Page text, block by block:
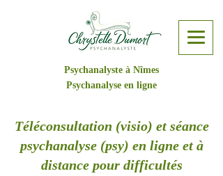
Psychanalyste à Nîmes
Psychanalyse en ligne
Téléconsultation (visio) et séance
psychanalyse (psy) en ligne et à
distance pour difficultés